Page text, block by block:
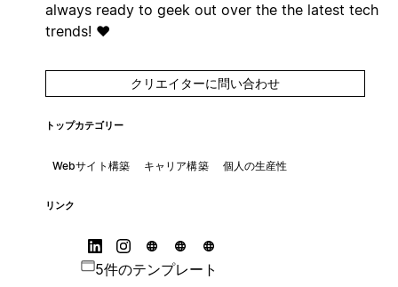
always ready to geek out over the the latest tech
trends! ♥️
クリエイターに問い合わせ
トップカテゴリー
Webサイト構築 キャリア構築 個人の生産性
リンク
5件のテンプレート